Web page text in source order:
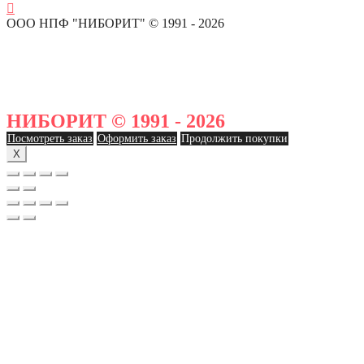
ООО НПФ "НИБОРИТ" © 1991 - 2026
НИБОРИТ © 1991 - 2026
Посмотреть заказ Оформить заказ Продолжить покупки
X